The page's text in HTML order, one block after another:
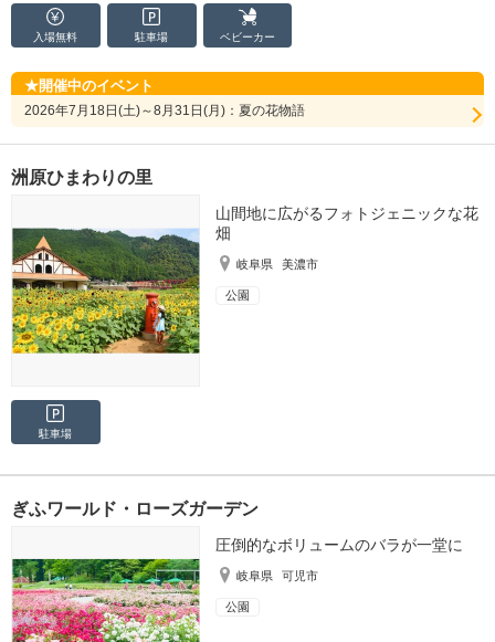
入場無料 駐車場 ベビーカー
開催中のイベント
2026年7月18日(土)～8月31日(月)：夏の花物語
洲原ひまわりの里
山間地に広がるフォトジェニックな花
畑
岐阜県 美濃市
公園
駐車場
ぎふワールド・ローズガーデン
圧倒的なボリュームのバラが一堂に
岐阜県 可児市
公園